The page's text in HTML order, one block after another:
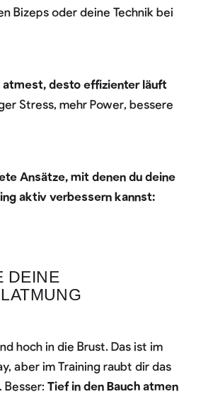
Bizeps oder deine Technik bei
atmest, desto effizienter läuft
Stress, mehr Power, bessere
Ansätze, mit denen du deine
aktiv verbessern kannst:
DEINE
hoch in die Brust. Das ist im
aber im Training raubt dir das
Tief in den Bauch atmen